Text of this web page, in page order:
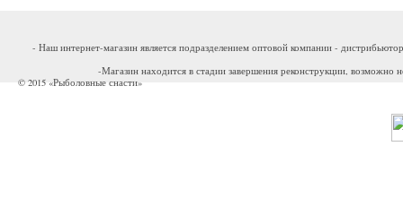
- Наш интернет-магазин является подразделением оптовой компании -
-Магазин находится в стадии завершения реконструкции, возможно
© 2015 «Рыболовные снасти»